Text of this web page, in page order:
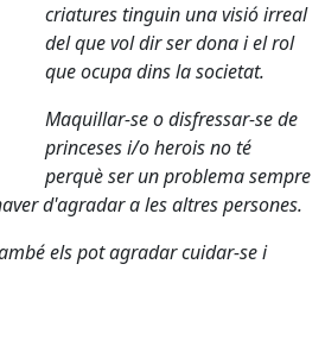
criatures tinguin una visió irreal
del que vol dir ser dona i el rol
que ocupa dins la societat.
Maquillar-se o disfressar-se de
princeses i/o herois no té
perquè ser un problema sempre
d'agradar a les altres persones.
els pot agradar cuidar-se i